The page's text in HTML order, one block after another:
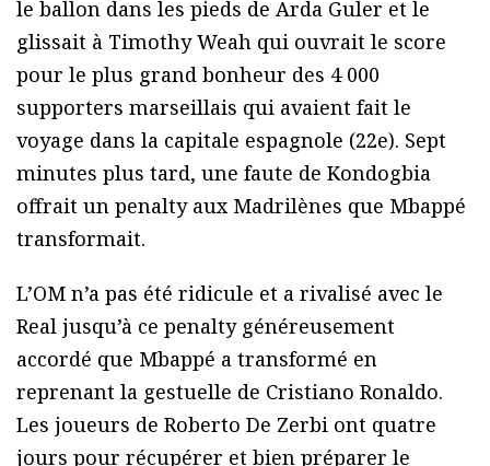
le ballon dans les pieds de Arda Guler et le
glissait à Timothy Weah qui ouvrait le score
pour le plus grand bonheur des 4 000
supporters marseillais qui avaient fait le
voyage dans la capitale espagnole (22e). Sept
minutes plus tard, une faute de Kondogbia
offrait un penalty aux Madrilènes que Mbappé
transformait.
L’OM n’a pas été ridicule et a rivalisé avec le
Real jusqu’à ce penalty généreusement
accordé que Mbappé a transformé en
reprenant la gestuelle de Cristiano Ronaldo.
Les joueurs de Roberto De Zerbi ont quatre
jours pour récupérer et bien préparer le